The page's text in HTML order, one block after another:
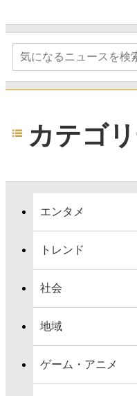
カテゴ
エンタメ
トレンド
社会
地域
ゲーム・アニメ